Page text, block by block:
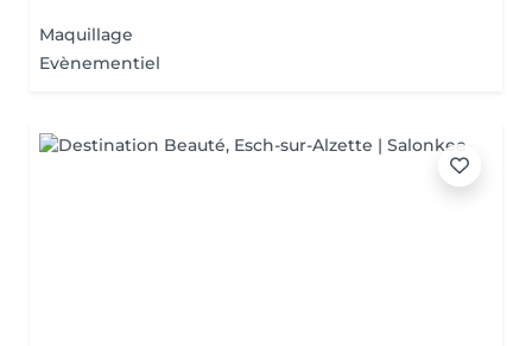
Maquillage
Evènementiel